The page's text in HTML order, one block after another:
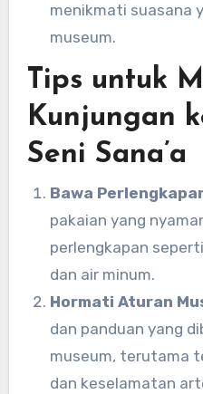
menikmati suasana
museum.
Tips untuk
Kunjungan
Seni Sana’a
Bawa
pakaian yang
perlengkapan
dan air minum.
Hormati Aturan
dan panduan yang
museum, terutama
dan keselamatan